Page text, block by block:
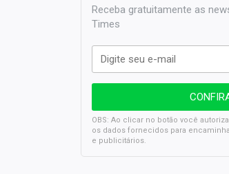
Receba gratuitamente as
Times
OBS: Ao clicar no botão você
os dados fornecidos para
e publicitários.